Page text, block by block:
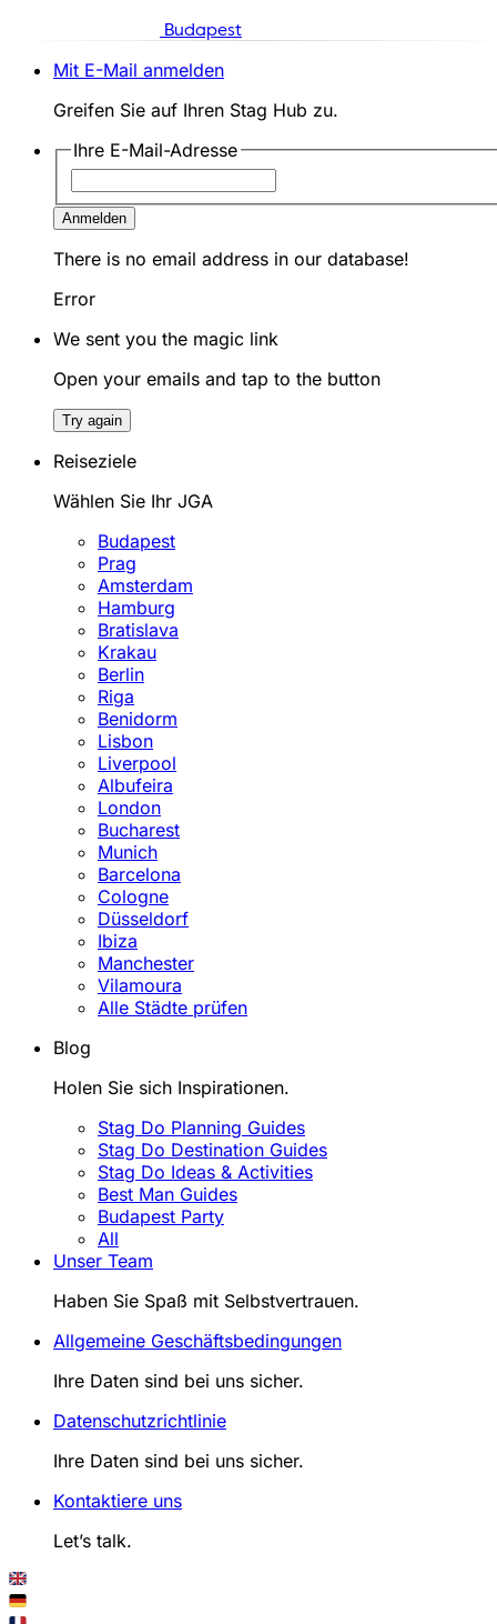
Budapest
Mit E-Mail anmelden
Greifen Sie auf Ihren Stag Hub zu.
Ihre E-Mail-Adresse
Anmelden
There is no email address in our database!
Error
We sent you the magic link
Open your emails and tap to the button
Try again
Reiseziele
Wählen Sie Ihr JGA
Budapest
Prag
Amsterdam
Hamburg
Bratislava
Krakau
Berlin
Riga
Benidorm
Lisbon
Liverpool
Albufeira
London
Bucharest
Munich
Barcelona
Cologne
Düsseldorf
Ibiza
Manchester
Vilamoura
Alle Städte prüfen
Blog
Holen Sie sich Inspirationen.
Stag Do Planning Guides
Stag Do Destination Guides
Stag Do Ideas & Activities
Best Man Guides
Budapest Party
All
Unser Team
Haben Sie Spaß mit Selbstvertrauen.
Allgemeine Geschäftsbedingungen
Ihre Daten sind bei uns sicher.
Datenschutzrichtlinie
Ihre Daten sind bei uns sicher.
Kontaktiere uns
Let’s talk.